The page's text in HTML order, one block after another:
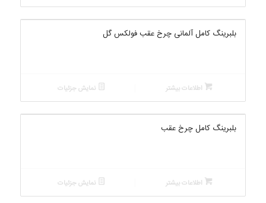
بلبرینگ کامل آلمانی چرخ عقب فولکس گل
اطلاعات بیشتر نمایش جزئیات
بلبرینگ کامل چرخ عقب
اطلاعات بیشتر نمایش جزئیات